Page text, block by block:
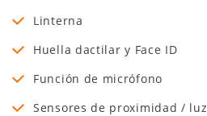
Linterna
Huella dactilar y Face ID
Función de micrófono
Sensores de proximidad / luz